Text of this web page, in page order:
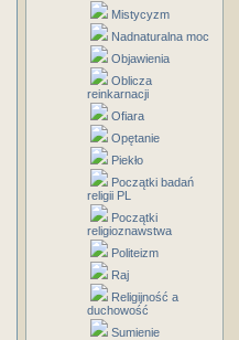
Mistycyzm
Nadnaturalna moc
Objawienia
Oblicza
reinkarnacji
Ofiara
Opętanie
Piekło
Początki badań
religii PL
Początki
religioznawstwa
Politeizm
Raj
Religijność a
duchowość
Sumienie